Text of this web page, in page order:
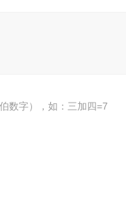
数字），如：三加四=7